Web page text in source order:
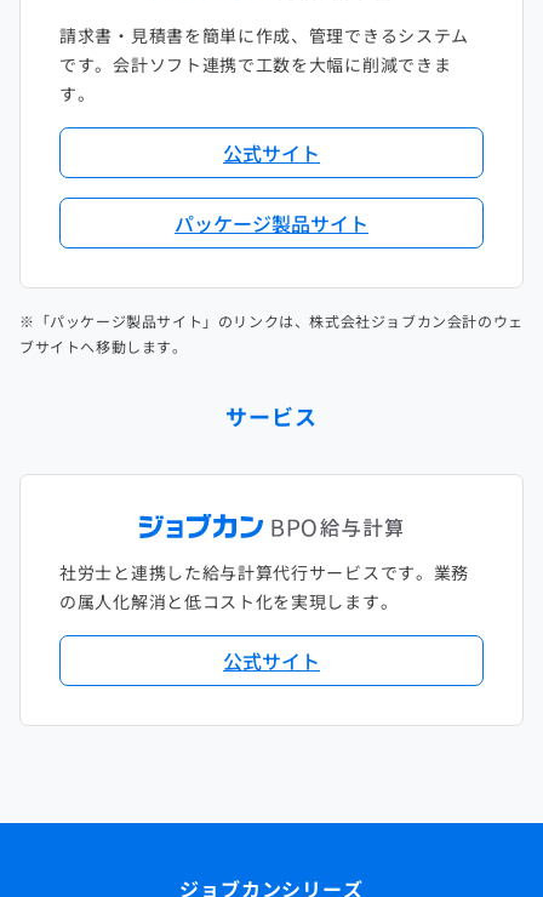
請求書・見積書を簡単に作成、管理できるシステム
です。会計ソフト連携で工数を大幅に削減できま
す。
公式サイト
パッケージ製品サイト
※「パッケージ製品サイト」のリンクは、株式会社ジョブカン会計のウェ
ブサイトへ移動します。
サービス
社労士と連携した給与計算代行サービスです。業務
の属人化解消と低コスト化を実現します。
公式サイト